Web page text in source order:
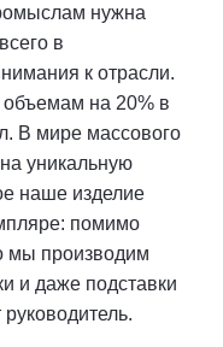
нужна
в
к отрасли.
на 20% в
В мире массового
уникальную
наше изделие
помимо
мы производим
и даже подставки